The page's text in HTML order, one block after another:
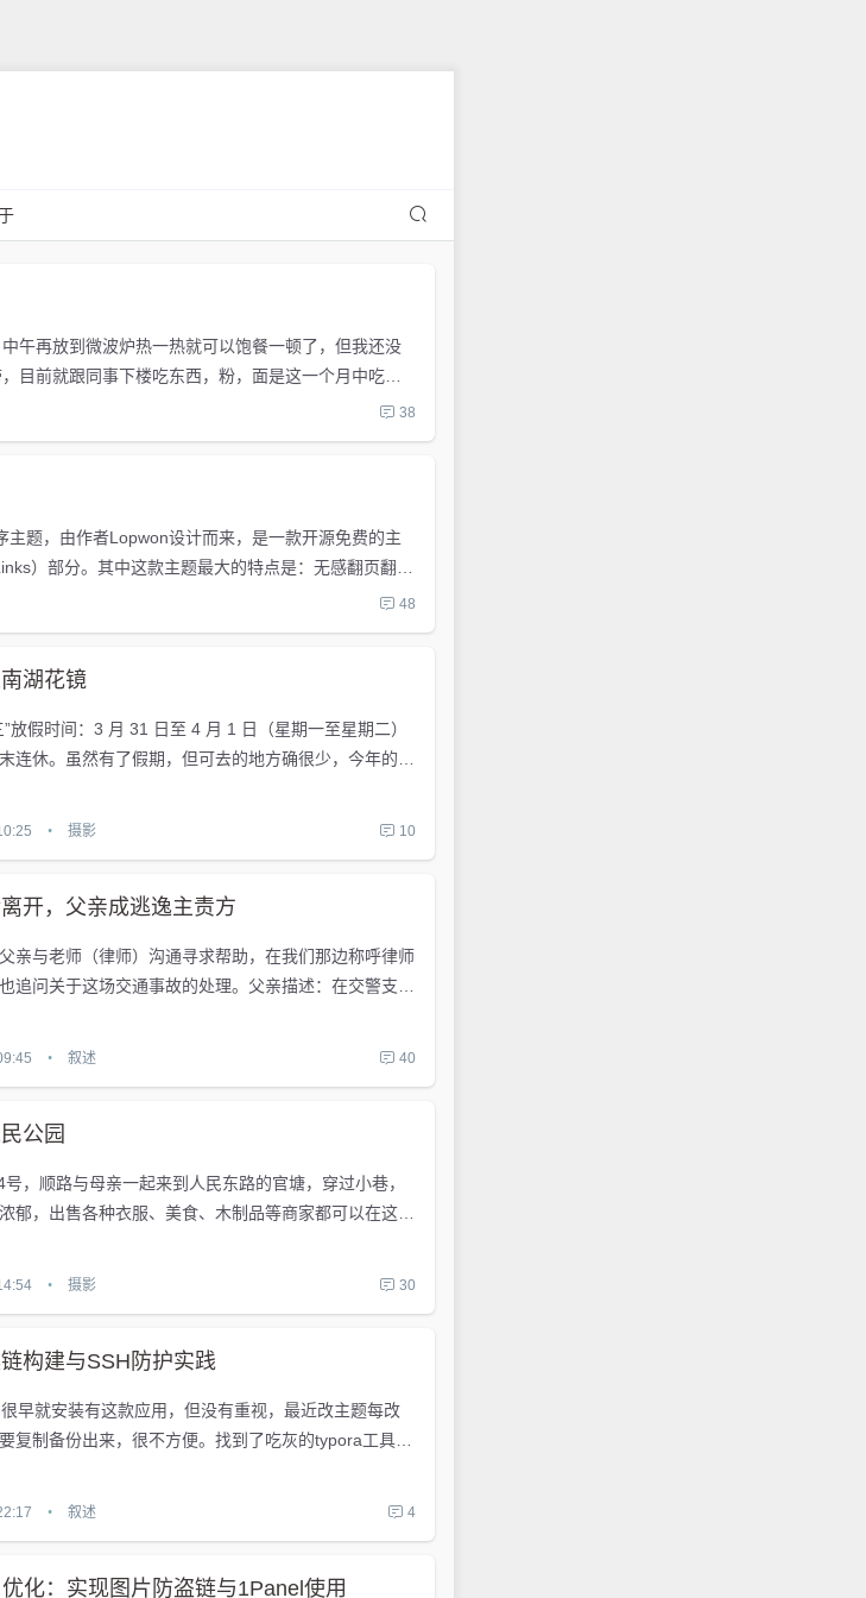
午再放到微波炉热一热就可以饱餐一顿了，但我还没
目前就跟同事下楼吃东西，粉，面是这一个月中吃得
来都排长队到门口，...
38
题，由作者Lopwon设计而来，是一款开源免费的主
）部分。其中这款主题最大的特点是：无感翻页翻篇
48
湖花镜
”放假时间：3 月 31 日至 4 月 1 日（星期一至星期二）
连休。虽然有了假期，但可去的地方确很少，今年的三
• 摄影 10
开，父亲成逃逸主责方
亲与老师（律师）沟通寻求帮助，在我们那边称呼律师
追问关于这场交通事故的处理。父亲描述：在交警支队
• 叙述 40
公园
，顺路与母亲一起来到人民东路的官塘，穿过小巷，
郁，出售各种衣服、美食、木制品等商家都可以在这里
• 摄影 30
构建与SSH防护实践
早就安装有这款应用，但没有重视，最近改主题每改
复制备份出来，很不方便。找到了吃灰的typora工具，
• 叙述 4
化：实现图片防盗链与1Panel使用